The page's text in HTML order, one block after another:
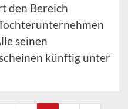
den Bereich
seinen
künftig unter